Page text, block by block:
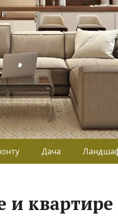
Дача
и квартире